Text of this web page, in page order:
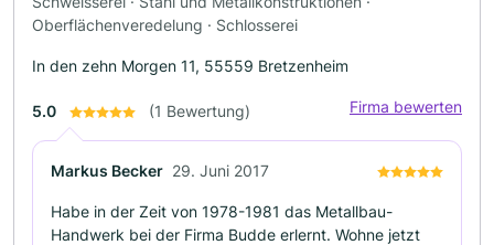
Oberflächenveredelung · Schlosserei
In den zehn Morgen 11, 55559 Bretzenheim
5.0 (1 Bewertung) Firma bewerten
Markus Becker 29. Juni 2017
Habe in der Zeit von 1978-1981 das Metallbau-
Handwerk bei der Firma Budde erlernt. Wohne jetzt